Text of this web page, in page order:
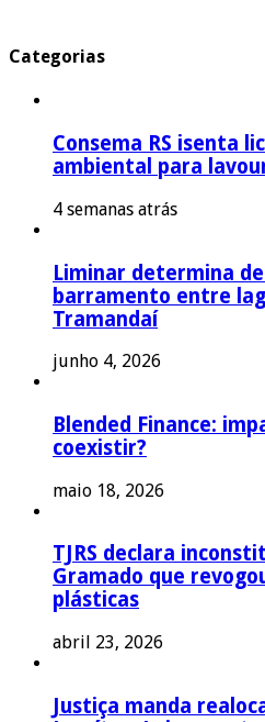
Categorias
Consema RS isenta
ambiental para
4 semanas atrás
Liminar determina
barramento entre
Tramandaí
junho 4, 2026
Blended Finance:
coexistir?
maio 18, 2026
TJRS declara
Gramado que
plásticas
abril 23, 2026
Justiça manda